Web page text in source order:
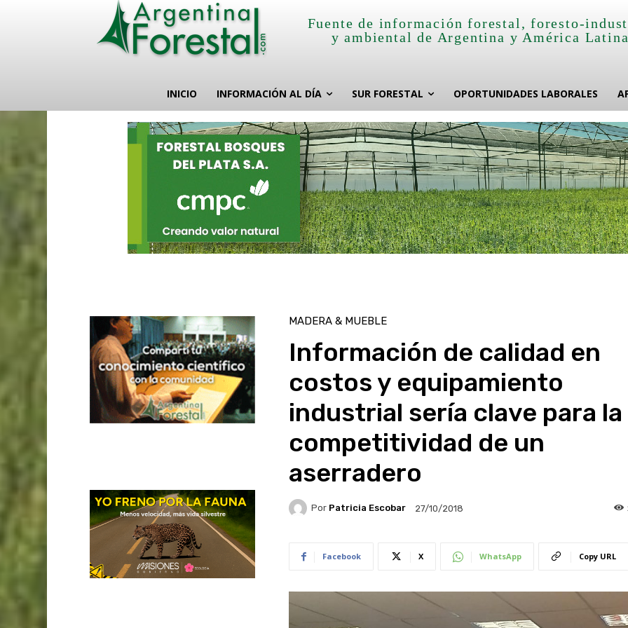
Fuente de información forestal, foresto-
y ambiental de Argentina y América
INICIO INFORMACIÓN AL DÍA SUR FORESTAL OPORTUNIDADES LABORALES
MADERA & MUEBLE
Información de calidad en
costos y equipamiento
industrial sería clave para la
competitividad de un
aserradero
Por Patricia Escobar 27/10/2018
Facebook X WhatsApp Copy URL